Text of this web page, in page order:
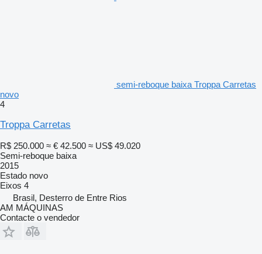
semi-reboque baixa Troppa Carretas
novo
4
Troppa Carretas
R$ 250.000 ≈ € 42.500 ≈ US$ 49.020
Semi-reboque baixa
2015
Estado novo
Eixos 4
Brasil, Desterro de Entre Rios
AM MÁQUINAS
Contacte o vendedor